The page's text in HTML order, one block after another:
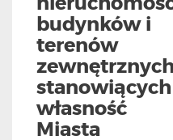
budynków i
terenów
zewnętrznych
stanowiących
własność
Miasta